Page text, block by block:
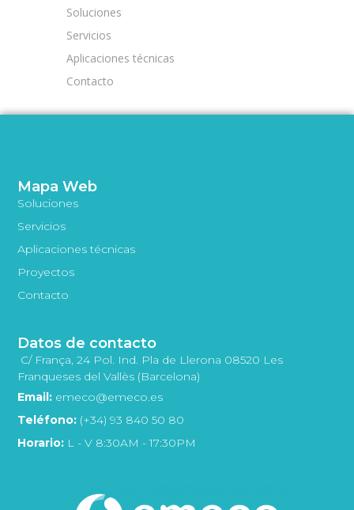
Soluciones
Servicios
Aplicaciones técnicas
Contacto
Mapa Web
Soluciones
Servicios
Aplicaciones técnicas
Proyectos
Contacto
Datos de contacto
C/ França, 24 Pol. Ind. Pla de Llerona 08520 Les
Franqueses del Vallès (Barcelona)
Email: emeco@emeco.es
Teléfono: (+34) 93 840 50 80
Horario: L - V 8:30AM - 17:30PM